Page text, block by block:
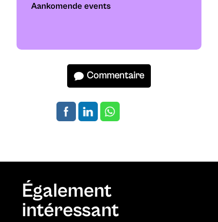
Aankomende events
Commentaire
Également
intéressant